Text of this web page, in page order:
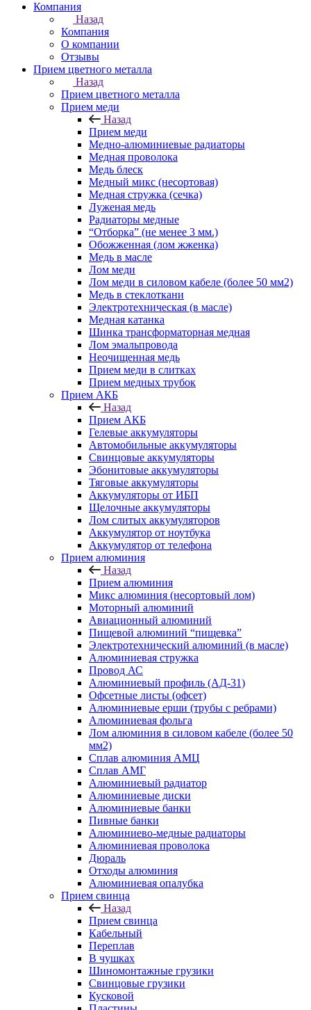
Компания
Назад
Компания
О компании
Отзывы
Прием цветного металла
Назад
Прием цветного металла
Прием меди
Назад
Прием меди
Медно-алюминиевые радиаторы
Медная проволока
Медь блеск
Медный микс (несортовая)
Медная стружка (сечка)
Луженая медь
Радиаторы медные
“Отборка” (не менее 3 мм.)
Обожженная (лом жженка)
Медь в масле
Лом меди
Лом меди в силовом кабеле (более 50 мм2)
Медь в стеклоткани
Электротехническая (в масле)
Медная катанка
Шинка трансформаторная медная
Лом эмальпровода
Неочищенная медь
Прием меди в слитках
Прием медных трубок
Прием АКБ
Назад
Прием АКБ
Гелевые аккумуляторы
Автомобильные аккумуляторы
Свинцовые аккумуляторы
Эбонитовые аккумуляторы
Тяговые аккумуляторы
Аккумуляторы от ИБП
Щелочные аккумуляторы
Лом слитых аккумуляторов
Аккумулятор от ноутбука
Аккумулятор от телефона
Прием алюминия
Назад
Прием алюминия
Микс алюминия (несортовый лом)
Моторный алюминий
Авиационный алюминий
Пищевой алюминий “пищевка”
Электротехнический алюминий (в масле)
Алюминиевая стружка
Провод АС
Алюминиевый профиль (АД-31)
Офсетные листы (офсет)
Алюминиевые ерши (трубы с ребрами)
Алюминиевая фольга
Лом алюминия в силовом кабеле (более 50
мм2)
Сплав алюминия АМЦ
Сплав АМГ
Алюминиевый радиатор
Алюминиевые диски
Алюминиевые банки
Пивные банки
Алюминиево-медные радиаторы
Алюминиевая проволока
Дюраль
Отходы алюминия
Алюминиевая опалубка
Прием свинца
Назад
Прием свинца
Кабельный
Переплав
В чушках
Шиномонтажные грузики
Свинцовые грузики
Кусковой